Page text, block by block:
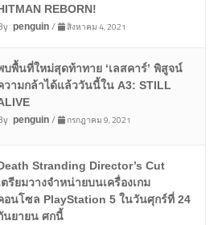
REBORN!
penguin/ สิงหาคม 4, 2021
บพื้นที่ใหม่สุดท้าทาย ‘เลสคาร์’ พิสูจน์
วามกล้าได้แล้ววันนี้ใน A3: STILL
penguin/ กรกฎาคม 9, 2021
Stranding Director’s Cut
ตรียมวางจำหน่ายบนเครื่องเกม
อนโซล PlayStation 5 ในวันศุกร์ที่ 24
นยายน ศกนี้